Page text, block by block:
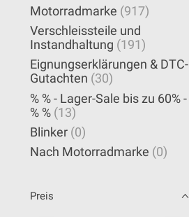
Motorradmarke (917)
Verschleissteile und
Instandhaltung (191)
Eignungserklärungen & DTC-
Gutachten (30)
% % - Lager-Sale bis zu 60% -
% % (13)
Blinker (0)
Nach Motorradmarke (0)
Preis